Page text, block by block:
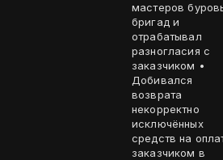
мастеров
бригад и
отрабатывал
разногласия с
заказчиком •
Добивался
возврата
некорректно
исключённых
средств на
заказчиком в